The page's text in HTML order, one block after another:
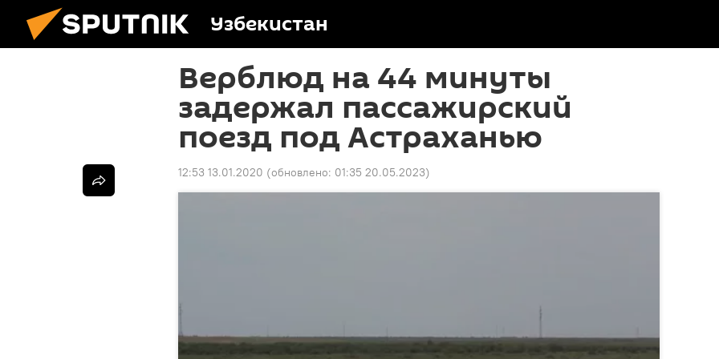
Узбекистан
Верблюд на 44 минуты
задержал пассажирский
поезд под Астраханью
12:53 13.01.2020 (обновлено: 01:35 20.05.2023)